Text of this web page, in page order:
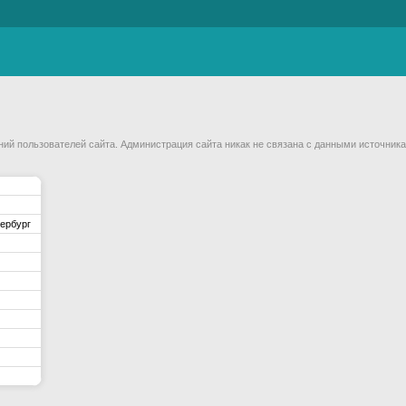
пользователей сайта. Администрация сайта никак не связана с данными